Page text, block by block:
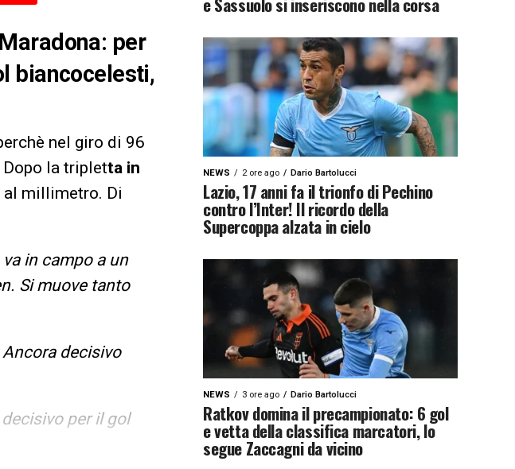
per
biancocelesti,
nel giro di 96
la tripletta in
al millimetro. Di
in campo a un
Si muove tanto
Ancora decisivo
per il gol
NEWS 2 ore ago Dario Bartolucci
Lazio, 17 anni fa il trionfo di Pechino
contro l’Inter! Il ricordo della
Supercoppa alzata in cielo
NEWS 3 ore ago Dario Bartolucci
Ratkov domina il precampionato: 6 gol
e vetta della classifica marcatori, lo
segue Zaccagni da vicino